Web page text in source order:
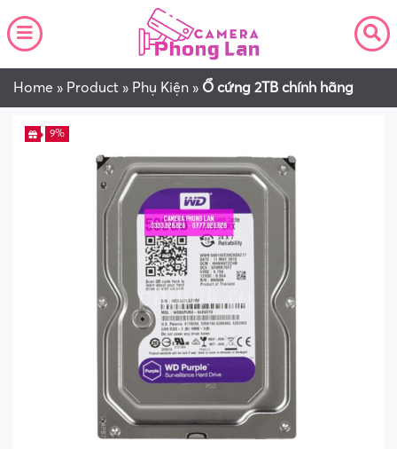
Home » Product » Phụ Kiện » Ổ cứng 2TB chính hãng
9%